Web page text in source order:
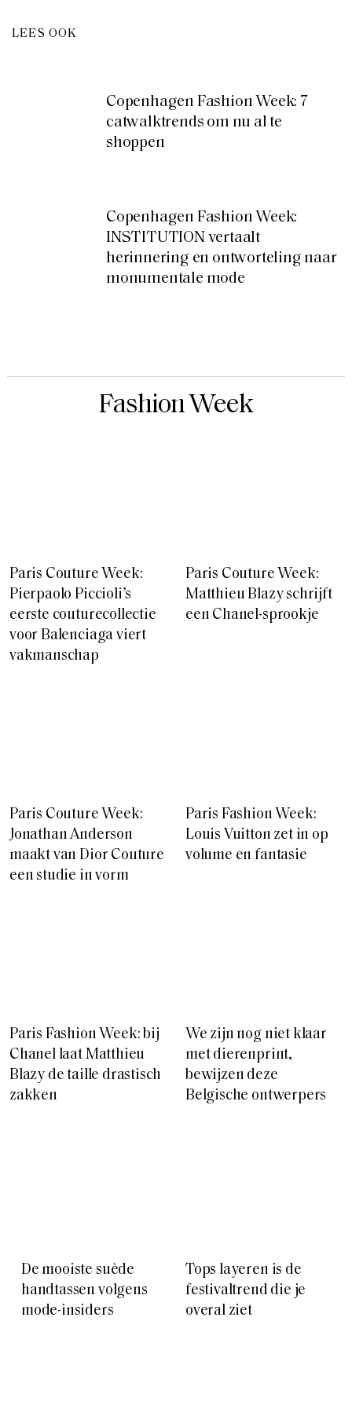
LEES OOK
Copenhagen Fashion Week: 7
catwalktrends om nu al te
shoppen
Copenhagen Fashion Week:
INSTITUTION vertaalt
herinnering en ontworteling naar
monumentale mode
Fashion Week
Paris Couture Week:
Pierpaolo Piccioli’s
eerste couturecollectie
voor Balenciaga viert
vakmanschap
Paris Couture Week:
Matthieu Blazy schrijft
een Chanel-sprookje
Paris Couture Week:
Jonathan Anderson
maakt van Dior Couture
een studie in vorm
Paris Fashion Week:
Louis Vuitton zet in op
volume en fantasie
Paris Fashion Week: bij
Chanel laat Matthieu
Blazy de taille drastisch
zakken
We zijn nog niet klaar
met dierenprint,
bewijzen deze
Belgische ontwerpers
De mooiste suède
handtassen volgens
mode-insiders
Tops layeren is de
festivaltrend die je
overal ziet